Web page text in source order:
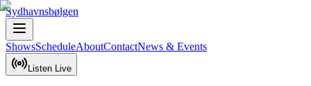
Sydhavnsbølgen
ShowsScheduleAboutContactNews & Events
Listen Live